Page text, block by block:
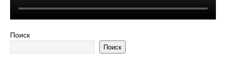
Поиск
Поиск